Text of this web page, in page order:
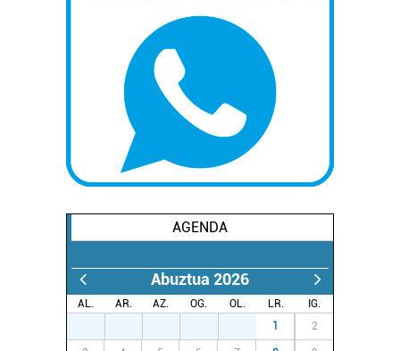
AGENDA
Abuztua 2026
AL. AR. AZ. OG. OL. LR.
IG.
1 2